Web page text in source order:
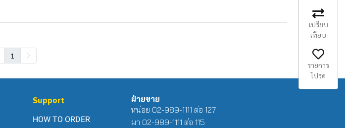
1
Support
HOW TO ORDER
ฝ่ายขาย
หน่อย 02-989-1111 ต่อ 127
มา 02-989-1111 ต่อ 115
เปรียบ
เทียบ
รายการ
โปรด